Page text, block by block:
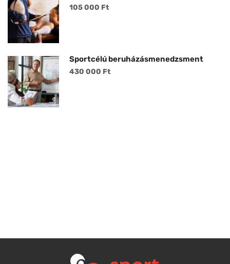
105 000 Ft
Sportcélú beruházásmenedzsment
430 000 Ft